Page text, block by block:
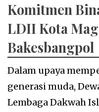
Komitmen
LDII Kota
Bakesbangpol
Dalam upaya
generasi muda,
Lembaga Dakwah